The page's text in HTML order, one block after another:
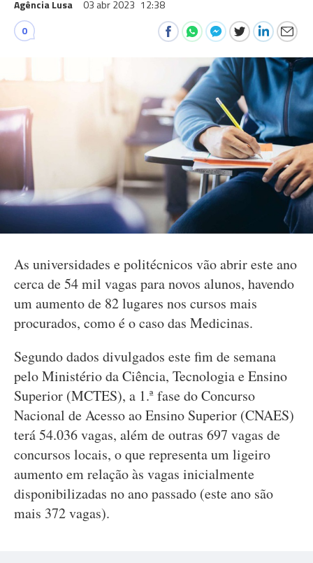
Agência Lusa 03 abr 2023 12:38
0
As universidades e politécnicos vão abrir este ano
cerca de 54 mil vagas para novos alunos, havendo
um aumento de 82 lugares nos cursos mais
procurados, como é o caso das Medicinas.
Segundo dados divulgados este fim de semana
pelo Ministério da Ciência, Tecnologia e Ensino
Superior (MCTES), a 1.ª fase do Concurso
Nacional de Acesso ao Ensino Superior (CNAES)
terá 54.036 vagas, além de outras 697 vagas de
concursos locais, o que representa um ligeiro
aumento em relação às vagas inicialmente
disponibilizadas no ano passado (este ano são
mais 372 vagas).